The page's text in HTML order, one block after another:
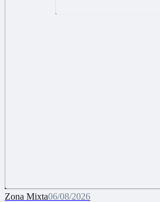
Zona Mixta06/08/2026